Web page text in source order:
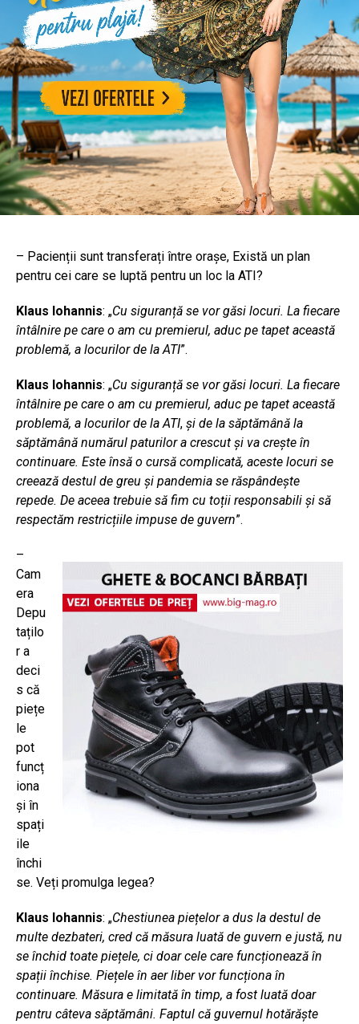
– Pacienții sunt transferați între orașe, Există un plan
pentru cei care se luptă pentru un loc la ATI?
Klaus Iohannis: „Cu siguranță se vor găsi locuri. La fiecare
întâlnire pe care o am cu premierul, aduc pe tapet această
problemă, a locurilor de la ATI”.
Klaus Iohannis: „Cu siguranță se vor găsi locuri. La fiecare
întâlnire pe care o am cu premierul, aduc pe tapet această
problemă, a locurilor de la ATI, și de la săptămână la
săptămână numărul paturilor a crescut și va crește în
continuare. Este însă o cursă complicată, aceste locuri se
creează destul de greu și pandemia se răspândește
repede. De aceea trebuie să fim cu toții responsabili și să
respectăm restricțiile impuse de guvern”.
–
Cam
era
Depu
tațilo
r a
deci
s că
piețe
le
pot
funcț
iona
și în
spați
ile
închi
se. Veți promulga legea?
Klaus Iohannis: „Chestiunea piețelor a dus la destul de
multe dezbateri, cred că măsura luată de guvern e justă, nu
se închid toate piețele, ci doar cele care funcționează în
spații închise. Piețele în aer liber vor funcționa în
continuare. Măsura e limitată în timp, a fost luată doar
pentru câteva săptămâni. Faptul că guvernul hotărăște